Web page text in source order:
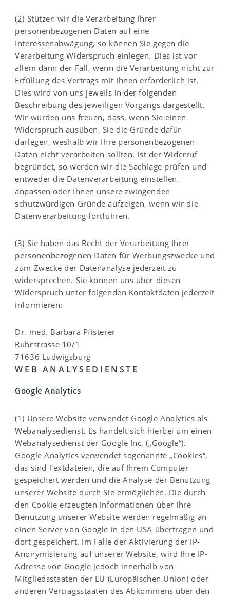
(2) Stützen wir die Verarbeitung Ihrer
personenbezogenen Daten auf eine
Interessenabwägung, so können Sie gegen die
Verarbeitung Widerspruch einlegen. Dies ist vor
allem dann der Fall, wenn die Verarbeitung nicht zur
Erfüllung des Vertrags mit Ihnen erforderlich ist.
Dies wird von uns jeweils in der folgenden
Beschreibung des jeweiligen Vorgangs dargestellt.
Wir würden uns freuen, dass, wenn Sie einen
Widerspruch ausüben, Sie die Gründe dafür
darlegen, weshalb wir Ihre personenbezogenen
Daten nicht verarbeiten sollten. Ist der Widerruf
begründet, so werden wir die Sachlage prüfen und
entweder die Datenverarbeitung einstellen,
anpassen oder Ihnen unsere zwingenden
schutzwürdigen Gründe aufzeigen, wenn wir die
Datenverarbeitung fortführen.
(3) Sie haben das Recht der Verarbeitung Ihrer
personenbezogenen Daten für Werbungszwecke und
zum Zwecke der Datenanalyse jederzeit zu
widersprechen. Sie können uns über diesen
Widerspruch unter folgenden Kontaktdaten jederzeit
informieren:
Dr. med. Barbara Pfisterer
Ruhrstrasse 10/1
71636 Ludwigsburg
WEB ANALYSEDIENSTE
Google Analytics
(1) Unsere Website verwendet Google Analytics als
Webanalysedienst. Es handelt sich hierbei um einen
Webanalysedienst der Google Inc. („Google“).
Google Analytics verwendet sogenannte „Cookies“,
das sind Textdateien, die auf Ihrem Computer
gespeichert werden und die Analyse der Benutzung
unserer Website durch Sie ermöglichen. Die durch
den Cookie erzeugten Informationen über Ihre
Benutzung unserer Website werden regelmäßig an
einen Server von Google in den USA übertragen und
dort gespeichert. Im Falle der Aktivierung der IP-
Anonymisierung auf unserer Website, wird Ihre IP-
Adresse von Google jedoch innerhalb von
Mitgliedsstaaten der EU (Europäischen Union) oder
anderen Vertragsstaaten des Abkommens über den